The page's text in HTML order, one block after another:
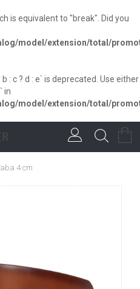
is equivalent to "break". Did you
model/extension/total/
: c ? d : e` is deprecated. Use either
in
model/extension/total/
4 cm